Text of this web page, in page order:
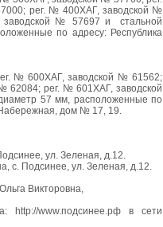
рег. № 400ХАГ, заводской №
№ 57697 и стальной
по адресу: Республика
№ 600ХАГ, заводской № 61562;
62084; рег. № 601ХАГ, заводской
57 мм, расположенные по
Набережная, дом № 17, 19.
ул. Зеленая, д.12.
с. Подсинее, ул. Зеленая, д.12.
Викторовна,
http://www.подсинее.рф в сети